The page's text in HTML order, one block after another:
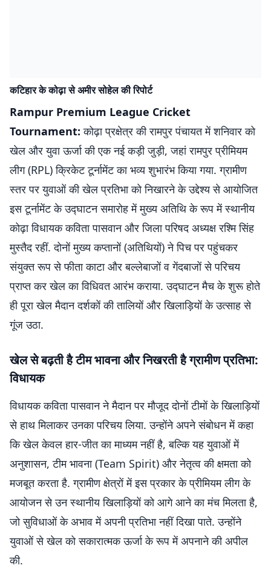
कटिहार के कोढ़ा से अमीर सोहेल की रिपोर्ट
Rampur Premium League Cricket
Tournament: कोढ़ा प्रक्षेत्र की रामपुर पंचायत में शनिवार को
खेल और युवा ऊर्जा की एक नई कड़ी जुड़ी, जहां रामपुर प्रीमियम
लीग (RPL) क्रिकेट टूर्नामेंट का भव्य शुभारंभ किया गया. ग्रामीण
स्तर पर युवाओं की खेल प्रतिभा को निखारने के उद्देश्य से आयोजित
इस टूर्नामेंट के उद्घाटन समारोह में मुख्य अतिथि के रूप में स्थानीय
कोढ़ा विधायक कविता पासवान और जिला परिषद अध्यक्ष रश्मि सिंह
मुस्तैद रहीं. दोनों मुख्य कप्तानों (अतिथियों) ने पिच पर पहुंचकर
संयुक्त रूप से फीता काटा और बल्लेबाजों व गेंदबाजों से परिचय
प्राप्त कर खेल का विधिवत आरंभ कराया. उद्घाटन मैच के शुरू होते
ही पूरा खेल मैदान दर्शकों की तालियों और खिलाड़ियों के उत्साह से
गूंज उठा.
खेल से बढ़ती है टीम भावना और निखरती है ग्रामीण प्रतिभा:
विधायक
विधायक कविता पासवान ने मैदान पर मौजूद दोनों टीमों के खिलाड़ियों
से हाथ मिलाकर उनका परिचय लिया. उन्होंने अपने संबोधन में कहा
कि खेल केवल हार-जीत का माध्यम नहीं है, बल्कि यह युवाओं में
अनुशासन, टीम भावना (Team Spirit) और नेतृत्व की क्षमता को
मजबूत करता है. ग्रामीण क्षेत्रों में इस प्रकार के प्रीमियम लीग के
आयोजन से उन स्थानीय खिलाड़ियों को आगे आने का मंच मिलता है,
जो सुविधाओं के अभाव में अपनी प्रतिभा नहीं दिखा पाते. उन्होंने
युवाओं से खेल को सकारात्मक ऊर्जा के रूप में अपनाने की अपील
की.